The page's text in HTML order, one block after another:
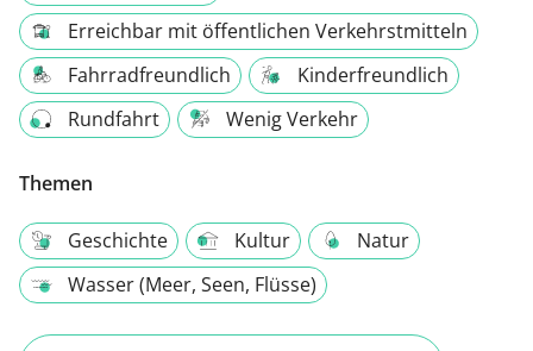
Erreichbar mit öffentlichen Verkehrstmitteln
Fahrradfreundlich
Kinderfreundlich
Rundfahrt
Wenig Verkehr
Themen
Geschichte Kultur
Natur
Wasser (Meer, Seen, Flüsse)